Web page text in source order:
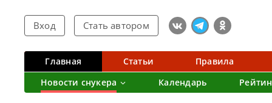
Вход Стать автором
Главная Статьи
Правила
Новости снукера
Календарь